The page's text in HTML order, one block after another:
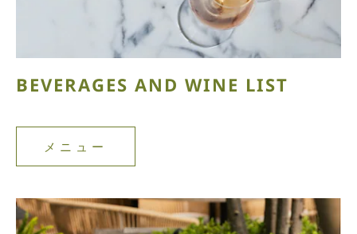
BEVERAGES AND WINE LIST
メニュー
メ
ニ
ー